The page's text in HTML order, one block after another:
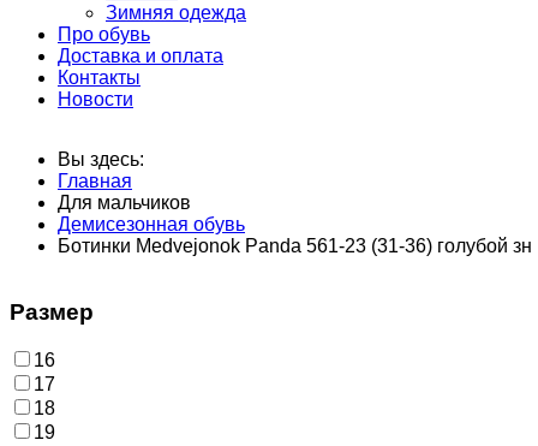
Зимняя одежда
Про обувь
Доставка и оплата
Контакты
Новости
Вы здесь:
Главная
Для мальчиков
Демисезонная обувь
Ботинки Medvejonok Panda 561-23 (31-36) голубой зн
Размер
16
17
18
19